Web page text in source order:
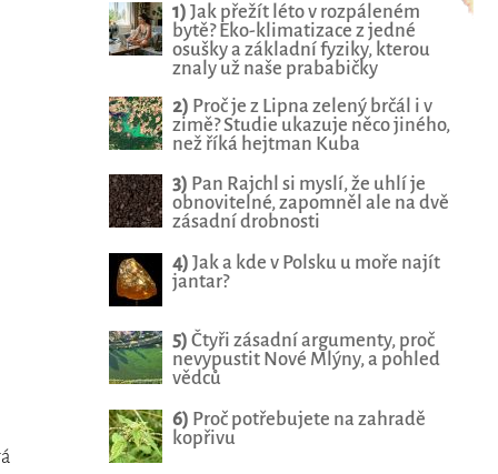
1) Jak přežít léto v rozpáleném
bytě? Eko-klimatizace z jedné
osušky a základní fyziky, kterou
znaly už naše prababičky
2) Proč je z Lipna zelený brčál i v
zimě? Studie ukazuje něco jiného,
než říká hejtman Kuba
3) Pan Rajchl si myslí, že uhlí je
obnovitelné, zapomněl ale na dvě
zásadní drobnosti
4) Jak a kde v Polsku u moře najít
jantar?
5) Čtyři zásadní argumenty, proč
nevypustit Nové Mlýny, a pohled
vědců
6) Proč potřebujete na zahradě
kopřivu